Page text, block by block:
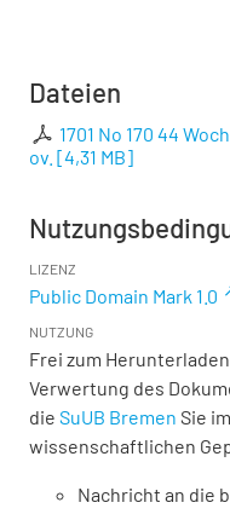
Dateien
1701 No 170 44
ov. [4,31 MB]
LIZENZ
Public Domain Mark 1.0
NUTZUNG
Frei zum
Verwertung des
die SuUB Bremen Sie
wissenschaftlichen
Nachricht an die